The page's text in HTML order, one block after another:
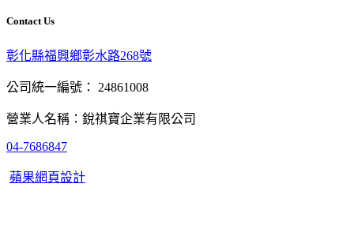
Contact Us
彰化縣福興鄉彰水路268號
公司統一編號： 24861008
營業人名稱：銳祺寶企業有限公司
04-7686847
蘋果網頁設計